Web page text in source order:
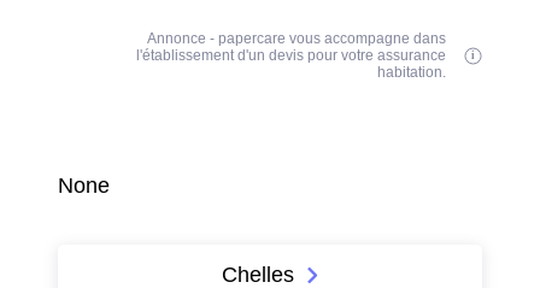
Annonce - papercare vous accompagne dans
l'établissement d'un devis pour votre assurance
habitation.
None
Chelles